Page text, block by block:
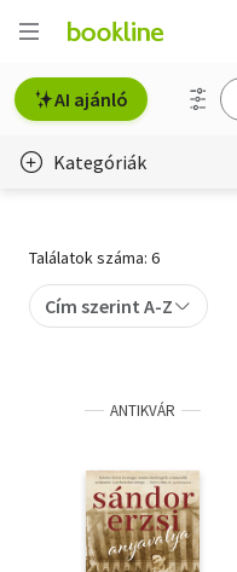
AI ajánló
Kategóriák
Gyermek- és ifjúsági
Művészet
Szakkönyv
Találatok száma: 6
Cím szerint A-Z
ANTIKVÁR